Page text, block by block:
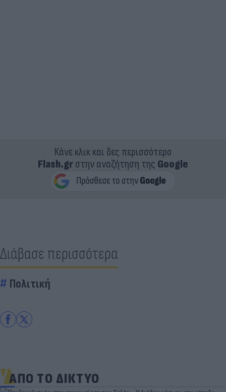
Κάνε κλικ και δες περισσότερο
Flash.grστην αναζήτηση της Google
Διάβασε περισσότερα
Πολιτική
ΑΠΟ ΤΟ ΔΙΚΤΥΟ